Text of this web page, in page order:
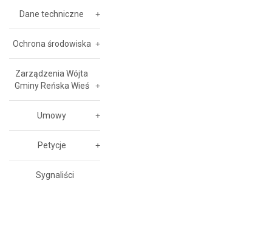
Dane techniczne
Ochrona środowiska
Zarządzenia Wójta
Gminy Reńska Wieś
Umowy
Petycje
Sygnaliści